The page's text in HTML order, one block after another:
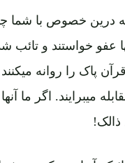
درین خصوص با شما
عفو خواستند و
پاک را روانه
میبرایند. اگر ما
ذالک!